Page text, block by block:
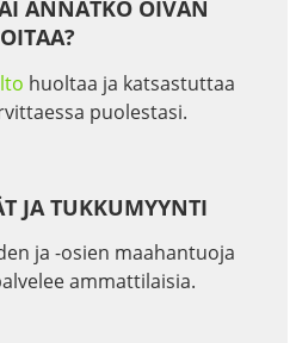
ANNATKO OIVAN
huoltaa ja katsastuttaa
puolestasi.
JA TUKKUMYYNTI
ja -osien maahantuoja
ammattilaisia.